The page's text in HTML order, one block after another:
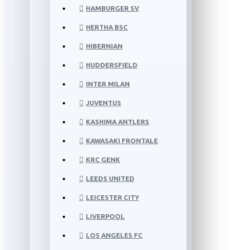
HAMBURGER SV
HERTHA BSC
HIBERNIAN
HUDDERSFIELD
INTER MILAN
JUVENTUS
KASHIMA ANTLERS
KAWASAKI FRONTALE
KRC GENK
LEEDS UNITED
LEICESTER CITY
LIVERPOOL
LOS ANGELES FC